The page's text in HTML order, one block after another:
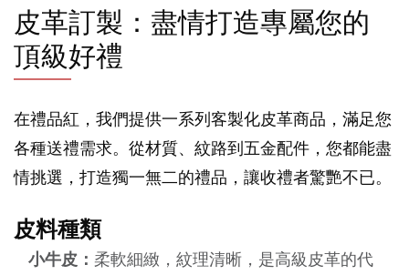
皮革訂製：盡情打造專屬您的
頂級好禮
在禮品紅，我們提供一系列客製化皮革商品，滿足您
各種送禮需求。從材質、紋路到五金配件，您都能盡
情挑選，打造獨一無二的禮品，讓收禮者驚艷不已。
皮料種類
小牛皮： 柔軟細緻，紋理清晰，是高級皮革的代